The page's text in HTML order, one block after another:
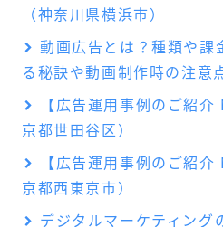
（神奈川県横浜市）
動画広告とは？種類や課
る秘訣や動画制作時の注意
【広告運用事例のご紹
京都世田谷区）
【広告運用事例のご紹
京都西東京市）
デジタルマーケティング